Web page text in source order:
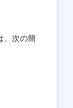
、次の簡